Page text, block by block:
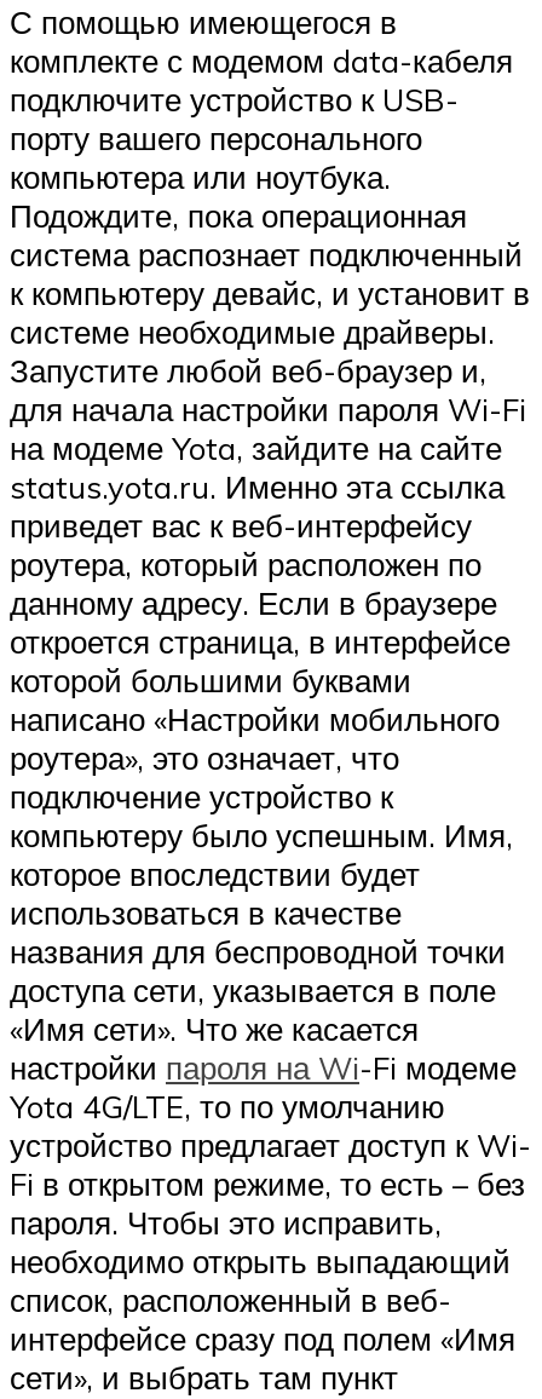
С помощью имеющегося в
комплекте с модемом data-кабеля
подключите устройство к USB-
порту вашего персонального
компьютера или ноутбука.
Подождите, пока операционная
система распознает подключенный
к компьютеру девайс, и установит в
системе необходимые драйверы.
Запустите любой веб-браузер и,
для начала настройки пароля Wi-Fi
на модеме Yota, зайдите на сайте
status.yota.ru. Именно эта ссылка
приведет вас к веб-интерфейсу
роутера, который расположен по
данному адресу. Если в браузере
откроется страница, в интерфейсе
которой большими буквами
написано «Настройки мобильного
роутера», это означает, что
подключение устройство к
компьютеру было успешным. Имя,
которое впоследствии будет
использоваться в качестве
названия для беспроводной точки
доступа сети, указывается в поле
«Имя сети». Что же касается
настройки пароля на Wi-Fi модеме
Yota 4G/LTE, то по умолчанию
устройство предлагает доступ к Wi-
Fi в открытом режиме, то есть – без
пароля. Чтобы это исправить,
необходимо открыть выпадающий
список, расположенный в веб-
интерфейсе сразу под полем «Имя
сети», и выбрать там пункт